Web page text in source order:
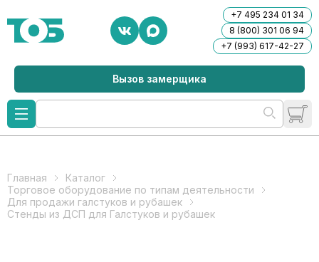
+7 495 234 01 34
8 (800) 301 06 94
+7 (993) 617-42-27
Вызов замерщика
Главная
Каталог
Торговое оборудование по типам деятельности
Для продажи галстуков и рубашек
Стенды из ДСП для Галстуков и рубашек